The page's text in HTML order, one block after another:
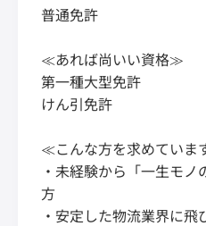
普通免許
≪あれば尚いい資格≫
第一種大型免許
けん引免許
≪こんな方を求めていま
・未経験から「一生モ
方
・安定した物流業界に飛